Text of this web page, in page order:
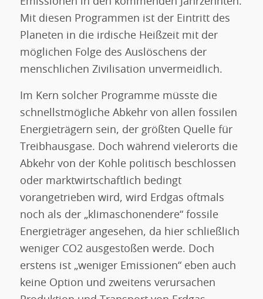
Mit diesen Programmen ist der Eintritt des
Planeten in die irdische Heißzeit mit der
möglichen Folge des Auslöschens der
menschlichen Zivilisation unvermeidlich.
Im Kern solcher Programme müsste die
schnellstmögliche Abkehr von allen fossilen
Energieträgern sein, der größten Quelle für
Treibhausgase. Doch während vielerorts die
Abkehr von der Kohle politisch beschlossen
oder marktwirtschaftlich bedingt
vorangetrieben wird, wird Erdgas oftmals
noch als der „klimaschonendere“ fossile
Energieträger angesehen, da hier schließlich
weniger CO2 ausgestoßen werde. Doch
erstens ist „weniger Emissionen“ eben auch
keine Option und zweitens verursachen